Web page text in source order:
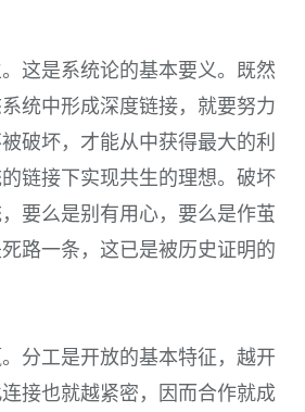
这是系统论的基本要义。既然
统中形成深度链接，就要努力
破坏，才能从中获得最大的利
链接下实现共生的理想。破坏
要么是别有用心，要么是作茧
路一条，这已是被历史证明的
分工是开放的基本特征，越开
接也就越紧密，因而合作就成